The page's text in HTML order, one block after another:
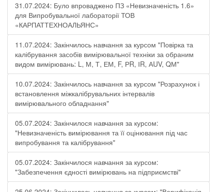
31.07.2024: Було впроваджено ПЗ «Невизначеність 1.6»
для Випробувальної лабораторії ТОВ
«КАРПАТТЕХНОАЛЬЯНС»
11.07.2024: Закінчилось навчання за курсом "Повірка та
калібрування засобів вимірювальної техніки за обраним
видом вимірювань: L, М, Т, ЕМ, F, РR, ІR, АUV, QМ"
10.07.2024: Закінчилось навчання за курсом "Розрахунок і
встановлення міжкалібрувальних інтервалів
вимірювального обладнання"
05.07.2024: Закінчилося навчання за курсом:
"Невизначеність вимірювання та її оцінювання під час
випробування та калібрування"
05.07.2024: Закінчилося навчання за курсом:
"Забезпечення єдності вимірювань на підприємстві"